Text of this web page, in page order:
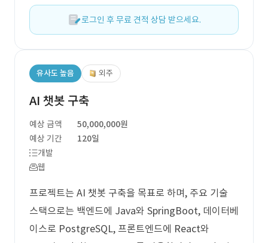
로그인 후 무료 견적 상담 받으세요.
유사도 높음 외주
AI 챗봇 구축
예상 금액
50,000,000원
예상 기간
120일
개발
웹
프로젝트는 AI 챗봇 구축을 목표로 하며, 주요 기술
스택으로는 백엔드에 Java와 SpringBoot, 데이터베
이스로 PostgreSQL, 프론트엔드에 React와